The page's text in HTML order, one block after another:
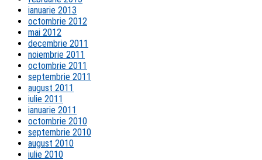
ianuarie 2013
octombrie 2012
mai 2012
decembrie 2011
noiembrie 2011
octombrie 2011
septembrie 2011
august 2011
iulie 2011
ianuarie 2011
octombrie 2010
septembrie 2010
august 2010
iulie 2010